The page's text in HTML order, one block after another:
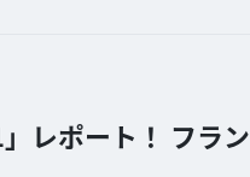
レポート！ フラ